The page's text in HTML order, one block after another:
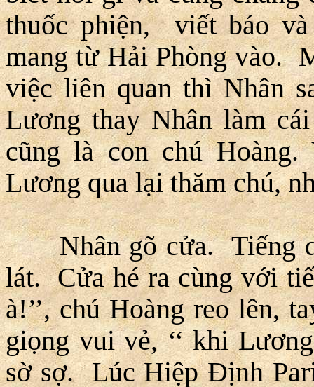
thuốc phiện, viết báo
mang từ Hải Phòng vào.
việc liên quan thì Nhân
Lương thay Nhân làm
cũng là con chú
Lương qua lại thăm chú,
Nhân gõ cửa. Tiếng
lát. Cửa hé ra cùng với
à!’’, chú Hoàng reo lên,
giọng vui vẻ, ‘‘ khi
sờ sợ. Lúc Hiệp Ðịnh